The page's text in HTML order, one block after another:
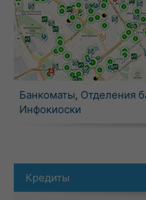
Банкоматы, Отделения
Инфокиоски
Кредиты